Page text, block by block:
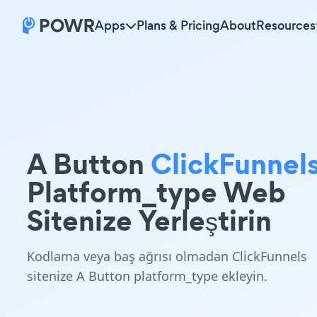
Apps Plans & PricingAboutResources
A Button
Platform_type Web
Sitenize Yerleştirin
Kodlama veya baş ağrısı olmadan ClickFunnels
sitenize A Button platform_type ekleyin.